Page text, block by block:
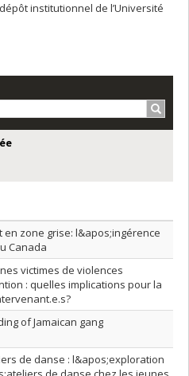
institutionnel de l’Université
en zone grise: l&apos;ingérence
Canada
victimes de violences
: quelles implications pour la
of Jamaican gang
de danse : l&apos;exploration